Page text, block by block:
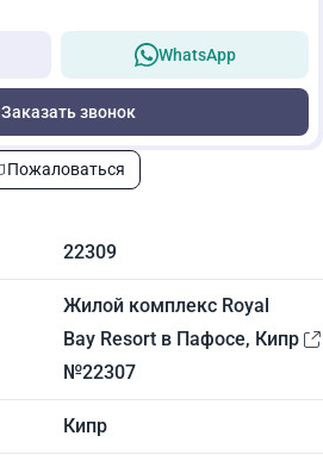
WhatsApp
Заказать звонок
Пожаловаться
22309
Жилой комплекс Royal
Bay Resort в Пафосе, Кипр
№22307
Кипр